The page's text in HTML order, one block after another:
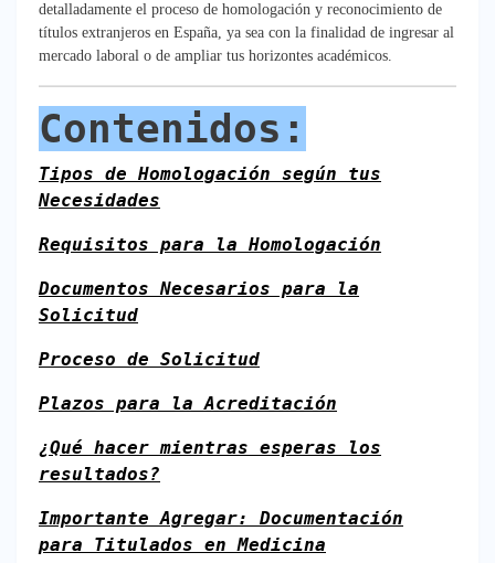
detalladamente el proceso de homologación y reconocimiento de
títulos extranjeros en España, ya sea con la finalidad de ingresar al
mercado laboral o de ampliar tus horizontes académicos.
Contenidos:
Tipos de Homologación según tus
Necesidades
Requisitos para la Homologación
Documentos Necesarios para la
Solicitud
Proceso de Solicitud
Plazos para la Acreditación
¿Qué hacer mientras esperas los
resultados?
Importante Agregar: Documentación
para Titulados en Medicina